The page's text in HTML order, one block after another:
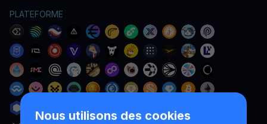
Nous utilisons des cookies
PLATEFORME